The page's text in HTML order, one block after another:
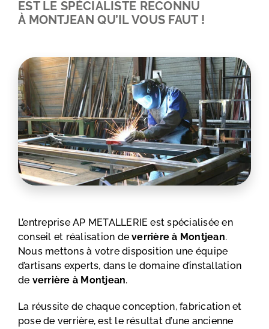
L’entreprise AP METALLERIE est spécialisée en
conseil et réalisation deverrièreà Montjean.
Nous mettons à votre disposition une équipe
d’artisans experts, dans le domaine d’installation
de verrière à Montjean.
La réussite de chaque conception, fabrication et
pose de verrière, est le résultat d’une ancienne
EST LE SPÉCIALISTE RECONNU
À MONTJEAN QU’IL VOUS FAUT !